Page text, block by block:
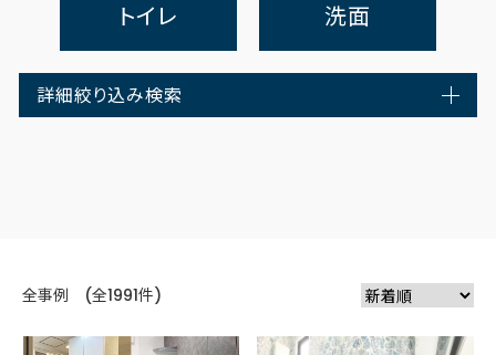
トイレ 洗面
詳細絞り込み検索
全事例 (全1991件)